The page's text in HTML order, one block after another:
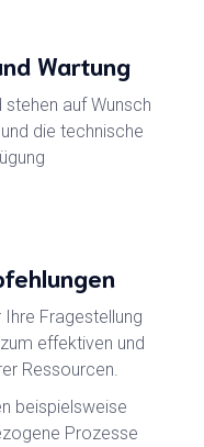
Wartung
auf Wunsch
die technische
Fragestellung
effektiven und
Ressourcen.
beispielsweise
Prozesse